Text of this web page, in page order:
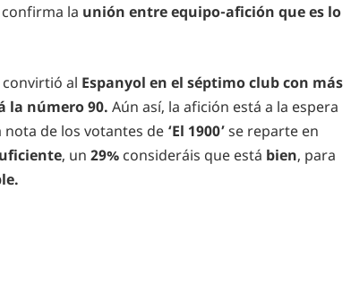
la unión entre equipo-afición que es lo
al Espanyol en el séptimo club con más
la número 90. Aún así, la afición está a la espera
de los votantes de ‘El 1900’se reparte en
, un 29% consideráis que está bien, para